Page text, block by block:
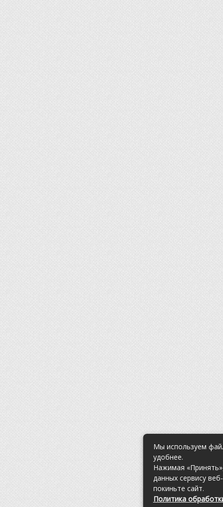
Мы используем
удобнее.
Нажимая
данных сервису
покиньте сайт.
Политика